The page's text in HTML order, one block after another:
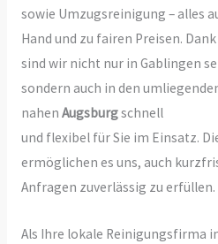
sowie Umzugsreinigung – alles
Hand und zu fairen Preisen.
sind wir nicht nur in Gablingen
sondern auch in den
nahen Augsburgschnell
und flexibel für Sie im Einsatz.
ermöglichen es uns, auch
Anfragen zuverlässig zu erfüllen.
Als Ihre lokale Reinigungsfirma